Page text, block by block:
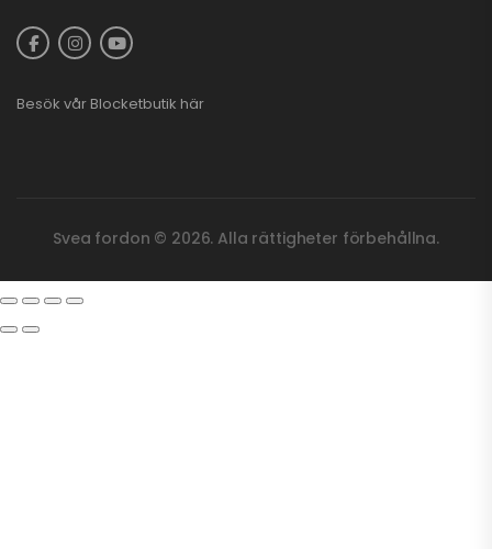
Besök vår Blocketbutik här
Svea fordon © 2026. Alla rättigheter förbehållna.